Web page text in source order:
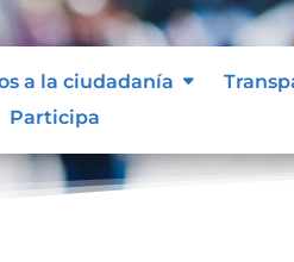
a la ciudadanía
Participa